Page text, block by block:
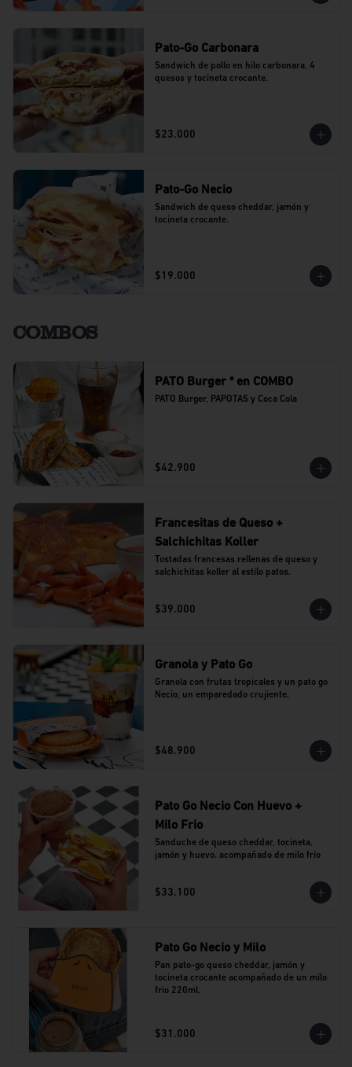
Pato-Go Carbonara
Sandwich de pollo en hilo carbonara, 4
quesos y tocineta crocante.
$23.000
Pato-Go Necio
Sandwich de queso cheddar, jamón y
tocineta crocante.
$19.000
COMBOS
PATO Burger * en COMBO
PATO Burger, PAPOTAS y Coca Cola
$42.900
Francesitas de Queso +
Salchichitas Koller
Tostadas francesas rellenas de queso y
salchichitas koller al estilo patos.
$39.000
Granola y Pato Go
Granola con frutas tropicales y un pato go
Necio, un emparedado crujiente.
$48.900
Pato Go Necio Con Huevo +
Milo Frio
Sanduche de queso cheddar, tocineta,
jamón y huevo. acompañado de milo frío
$33.100
Pato Go Necio y Milo
Pan pato-go queso cheddar, jamón y
tocineta crocante acompañado de un milo
frio 220ml.
$31.000